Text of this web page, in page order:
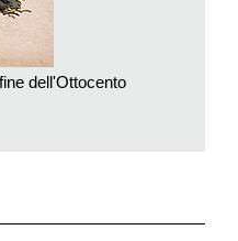
e della società, ma non si
l’ha infatti portato a farsi
e rapper, anche come
attore – sua è anche la
giorni in cui Kanye West,
sembra essersi scavato
dell'Ottocento